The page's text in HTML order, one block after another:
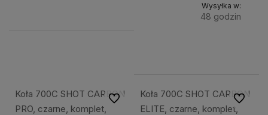
Wysyłka w:
48 godzin
Koła 700C SHOT CARBON
PRO, czarne, komplet,
Do ulubionychKoła 700C SHOT CARBON
ELITE, czarne, komplet,
Do